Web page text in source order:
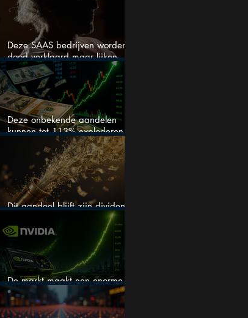
Deze SAAS bedrijven worden
dood verklaard maar lijken
springlevend
Deze onbekende aandelen
kunnen tot 113% exploderen
(één springt eruit)
Dit aandeel blijft zijn dividend
verhogen, wat er ook gebeurt
De markt maakt een enorme
fout bij Nvidia